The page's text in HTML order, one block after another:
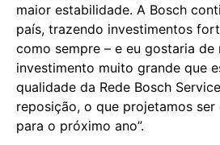
maior estabilidade. A Bosch
país, trazendo investimentos
como sempre – e eu gostaria de
investimento muito grande que
qualidade da Rede Bosch
reposição, o que projetamos
para o próximo ano”.